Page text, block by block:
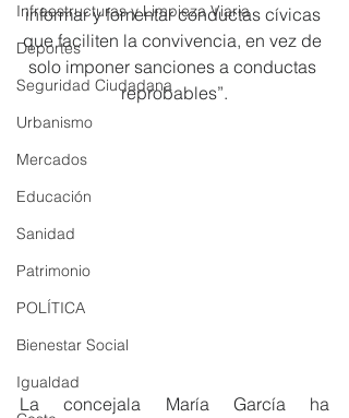
Infraestructuras y Limpieza Viaria
Deportes
Seguridad Ciudadana
Urbanismo
Mercados
Educación
Sanidad
Patrimonio
POLÍTICA
Bienestar Social
Igualdad
informar y fomentar conductas cívicas
que faciliten la convivencia, en vez de
solo imponer sanciones a conductas
reprobables”.
La concejala María García ha